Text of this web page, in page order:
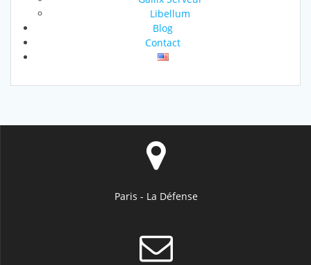
Libellum
Blog
Contact
Paris - La Défense